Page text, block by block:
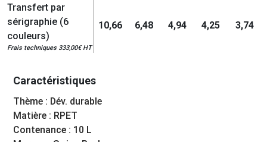
Transfert par
sérigraphie (6
couleurs)
Frais techniques 333,00€ HT
10,66 6,48 4,94 4,25 3,74
Caractéristiques
Thème : Dév. durable
Matière : RPET
Contenance : 10 L